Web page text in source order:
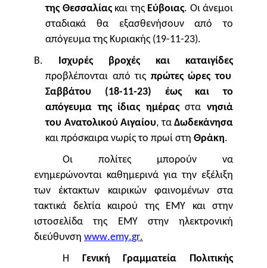
της Θεσσαλίαςκαι της Εύβοιας. Οι άνεμοι
σταδιακά θα εξασθενήσουν από το
απόγευμα της Κυριακής (19-11-23).
Β. Ισχυρές βροχές και καταιγίδες
προβλέπονται από τις πρώτες ώρες του
Σαββάτου (18-11-23) έως και το
απόγευμα της ίδιας ημέραςστανησιά
του Ανατολικού Αιγαίου, τα Δωδεκάνησα
και πρόσκαιρα νωρίς το πρωί στη Θράκη.
Οι πολίτες μπορούν να
ενημερώνονται καθημερινά για την εξέλιξη
των έκτακτων καιρικών φαινομένων στα
τακτικά δελτία καιρού της ΕΜΥ και στην
ιστοσελίδα της ΕΜΥ στην ηλεκτρονική
διεύθυνση www.emy.gr.
Η Γενική Γραμματεία Πολιτικής